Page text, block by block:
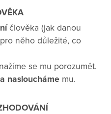
člověka (jak danou
něho důležité, co
se mu porozumět.
nasloucháme mu.